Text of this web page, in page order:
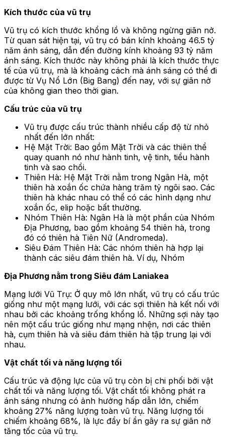
Kích thước của vũ trụ
Vũ trụ có kích thước khổng lồ và không ngừng giãn nở.
Từ quan sát hiện tại, vũ trụ có bán kính khoảng 46.5 tỷ
năm ánh sáng, dẫn đến đường kính khoảng 93 tỷ năm
ánh sáng. Kích thước này không phải là kích thước thực
tế của vũ trụ, mà là khoảng cách mà ánh sáng có thể đi
được từ Vụ Nổ Lớn (Big Bang) đến nay, với sự giãn nở
của không gian theo thời gian.
Cấu trúc của vũ trụ
Vũ trụ được cấu trúc thành nhiều cấp độ từ nhỏ
nhất đến lớn nhất:
Hệ Mặt Trời: Bao gồm Mặt Trời và các thiên thể
quay quanh nó như hành tinh, vệ tinh, tiểu hành
tinh và sao chổi.
Thiên Hà: Hệ Mặt Trời nằm trong Ngân Hà, một
thiên hà xoắn ốc chứa hàng trăm tỷ ngôi sao. Các
thiên hà khác nhau có thể có các hình dạng như
xoắn ốc, elip hoặc bất thường.
Nhóm Thiên Hà: Ngân Hà là một phần của Nhóm
Địa Phương, bao gồm khoảng 54 thiên hà, trong
đó có thiên hà Tiên Nữ (Andromeda).
Siêu Đám Thiên Hà: Các nhóm thiên hà hợp lại
thành các siêu đám thiên hà. Ví dụ, Nhóm
Địa Phương nằm trong Siêu đám Laniakea
Mạng lưới Vũ Trụ: Ở quy mô lớn nhất, vũ trụ có cấu trúc
giống như một mạng lưới, với các sợi thiên hà kết nối với
nhau bởi các khoảng trống khổng lồ. Những sợi này tạo
nên một cấu trúc giống như mạng nhện, nơi các thiên
hà, cụm thiên hà và siêu đám thiên hà tập trung lại với
nhau.
Vật chất tối và năng lượng tối
Cấu trúc và động lực của vũ trụ còn bị chi phối bởi vật
chất tối và năng lượng tối. Vật chất tối không phát ra
ánh sáng nhưng có ảnh hưởng hấp dẫn lớn, chiếm
khoảng 27% năng lượng toàn vũ trụ. Năng lượng tối
chiếm khoảng 68%, là lực đẩy bí ẩn gây ra sự giãn nở
tăng tốc của vũ trụ.